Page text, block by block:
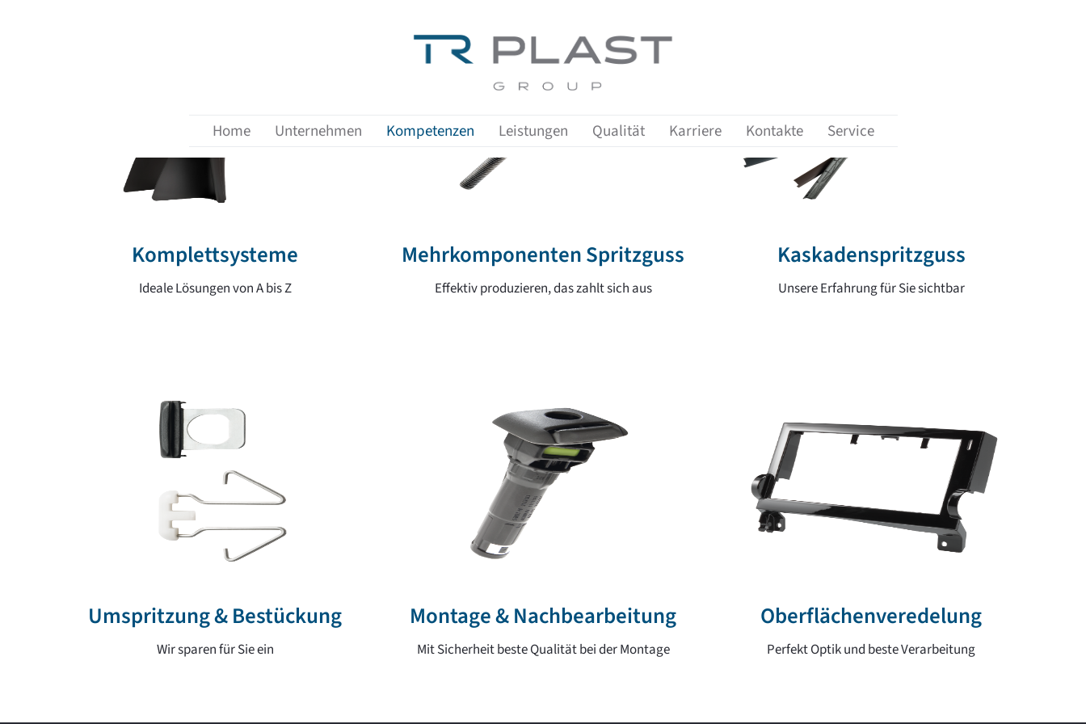
Home Unternehmen Kompetenzen
Zeige Menü-Unterpunkte von 'Kompetenzen'
Leistungen
Zeige Menü-Unterpunkte von 'Leistungen'
Qualität Karriere
Zeige Menü-Unterpunkte von 'Karriere'
Kontakte Service
Komplettsysteme
Ideale Lösungen von A bis Z
Mehrkomponenten Spritzguss
Effektiv produzieren, das zahlt sich aus
Kaskadenspritzguss
Unsere Erfahrung für Sie sichtbar
Umspritzung & Bestückung
Wir sparen für Sie ein
Montage & Nachbearbeitung
Mit Sicherheit beste Qualität bei der Montage
Oberflächenveredelung
Perfekt Optik und beste Verarbeitung